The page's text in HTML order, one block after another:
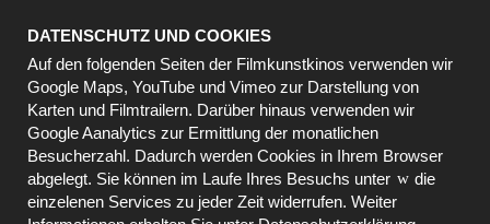
DATENSCHUTZ UND COOKIES
Auf den folgenden Seiten der Filmkunstkinos verwenden wir
Google Maps, YouTube und Vimeo zur Darstellung von
Karten und Filmtrailern. Darüber hinaus verwenden wir
Google Aanalytics zur Ermittlung der monatlichen
Besucherzahl. Dadurch werden Cookies in Ihrem Browser
abgelegt. Sie können im Laufe Ihres Besuchs unter
die
einzelenen Services zu jeder Zeit widerrufen. Weiter